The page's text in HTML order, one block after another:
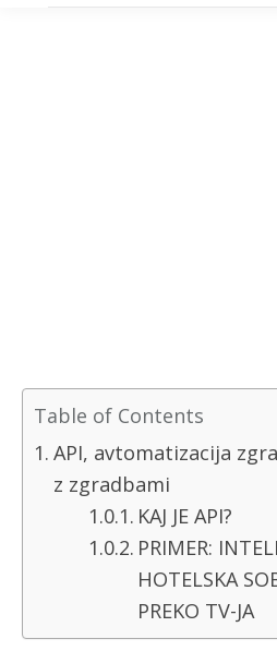
Table of Contents
API, avtomatizacija
z zgradbami
KAJ JE API?
PRIMER:
HOTELSKA
PREKO TV-JA